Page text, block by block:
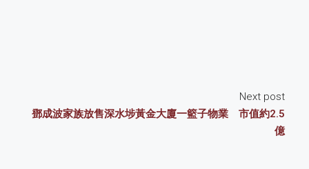
Next post
鄧成波家族放售深水埗黃金大廈一籃子物業 市值約2.5
億